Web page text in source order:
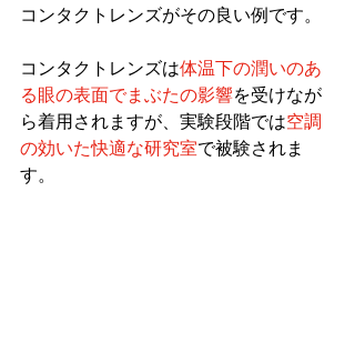
コンタクトレンズがその良い例です。
コンタクトレンズは体温下の潤いのあ
る眼の表面でまぶたの影響を受けなが
ら着用されますが、実験段階では空調
の効いた快適な研究室で被験されま
す。